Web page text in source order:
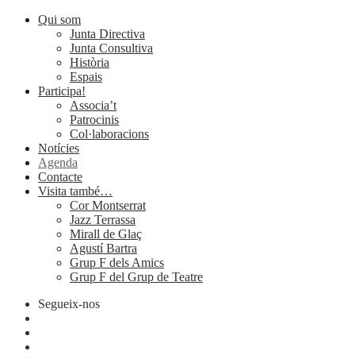
Qui som
Junta Directiva
Junta Consultiva
Història
Espais
Participa!
Associa’t
Patrocinis
Col·laboracions
Notícies
Agenda
Contacte
Visita també…
Cor Montserrat
Jazz Terrassa
Mirall de Glaç
Agustí Bartra
Grup F dels Amics
Grup F del Grup de Teatre
Segueix-nos